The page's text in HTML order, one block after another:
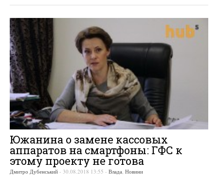
Южанина о замене кассовых
аппаратов на смартфоны: ГФС к
этому проекту не готова
Дмитро Дубенський - 30.08.2018 13:55 - Влада, Новини